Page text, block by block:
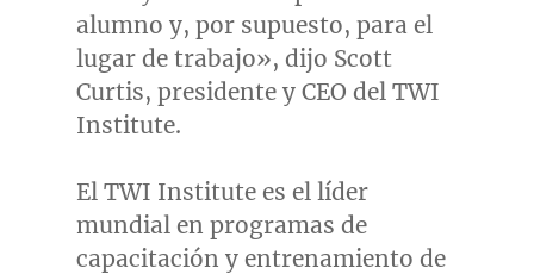
alumno y, por supuesto, para el
lugar de trabajo», dijo Scott
Curtis, presidente y CEO del TWI
Institute.
El TWI Institute es el líder
mundial en programas de
capacitación y entrenamiento de